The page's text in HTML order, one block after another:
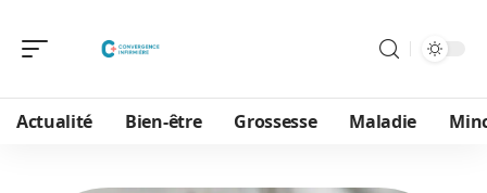
Actualité Bien-être Grossesse Maladie